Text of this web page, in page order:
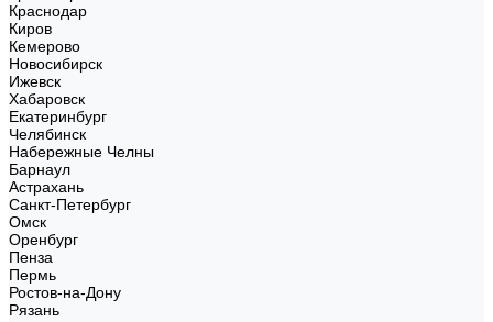
Краснодар
Киров
Кемерово
Новосибирск
Ижевск
Хабаровск
Екатеринбург
Челябинск
Набережные Челны
Барнаул
Астрахань
Санкт-Петербург
Омск
Оренбург
Пенза
Пермь
Ростов-на-Дону
Рязань